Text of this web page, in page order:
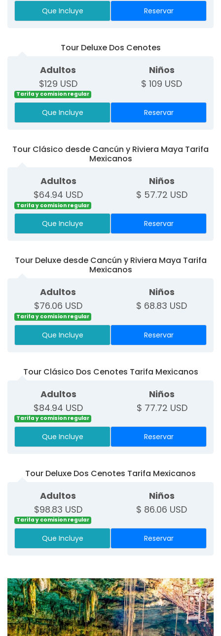
Que Incluye Reservar
Tour Deluxe Dos Cenotes
Adultos
$129 USD
Niños
$ 109 USD
Tarifa y comision regular
Que Incluye Reservar
Tour Clásico desde Cancún y Riviera Maya Tarifa
Mexicanos
Adultos
$64.94 USD
Niños
$ 57.72 USD
Tarifa y comision regular
Que Incluye Reservar
Tour Deluxe desde Cancún y Riviera Maya Tarifa
Mexicanos
Adultos
$76.06 USD
Niños
$ 68.83 USD
Tarifa y comision regular
Que Incluye Reservar
Tour Clásico Dos Cenotes Tarifa Mexicanos
Adultos
$84.94 USD
Niños
$ 77.72 USD
Tarifa y comision regular
Que Incluye Reservar
Tour Deluxe Dos Cenotes Tarifa Mexicanos
Adultos
$98.83 USD
Niños
$ 86.06 USD
Tarifa y comision regular
Que Incluye Reservar